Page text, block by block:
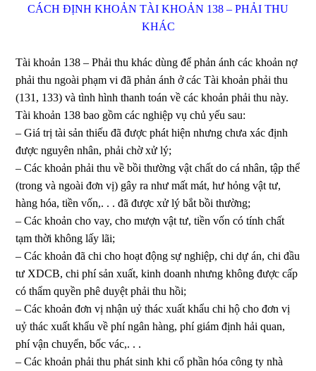
CÁCH ĐỊNH KHOẢN TÀI KHOẢN 138 – PHẢI THU
KHÁC
Tài khoản 138 – Phải thu khác dùng để phản ánh các khoản nợ
phải thu ngoài phạm vi đã phản ánh ở các Tài khoản phải thu
(131, 133) và tình hình thanh toán về các khoản phải thu này.
Tài khoản 138 bao gồm các nghiệp vụ chủ yếu sau:
– Giá trị tài sản thiếu đã được phát hiện nhưng chưa xác định
được nguyên nhân, phải chờ xử lý;
– Các khoản phải thu về bồi thường vật chất do cá nhân, tập thể
(trong và ngoài đơn vị) gây ra như mất mát, hư hỏng vật tư,
hàng hóa, tiền vốn,. . . đã được xử lý bắt bồi thường;
– Các khoản cho vay, cho mượn vật tư, tiền vốn có tính chất
tạm thời không lấy lãi;
– Các khoản đã chi cho hoạt động sự nghiệp, chi dự án, chi đầu
tư XDCB, chi phí sản xuất, kinh doanh nhưng không được cấp
có thẩm quyền phê duyệt phải thu hồi;
– Các khoản đơn vị nhận uỷ thác xuất khẩu chi hộ cho đơn vị
uỷ thác xuất khẩu về phí ngân hàng, phí giám định hải quan,
phí vận chuyển, bốc vác,. . .
– Các khoản phải thu phát sinh khi cổ phần hóa công ty nhà